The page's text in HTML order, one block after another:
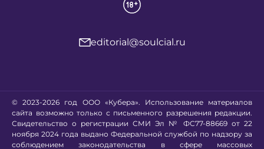
editorial@soulcial.ru
© 2023-2026 год ООО «Кубера». Использование материалов
сайта возможно только с письменного разрешения редакции.
Свидетельство о регистрации СМИ Эл № ФС77-88669 от 22
ноября 2024 года выдано Федеральной службой по надзору за
соблюдением законодательства в сфере массовых